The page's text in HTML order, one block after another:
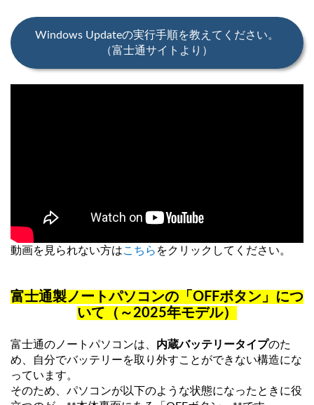
Windows Updateの実行手順を教えてください。
（富士通サイトより）
動画を見られない方はこちら をクリックしてください。
富士通製ノートパソコンの「OFFボタン」につ
いて（～2025年モデル）
富士通のノートパソコンは、 内蔵バッテリータイプのた
め、自分でバッテリーを取り外すことができない構造にな
っています。
そのため、パソコンが以下のような状態になったときに役